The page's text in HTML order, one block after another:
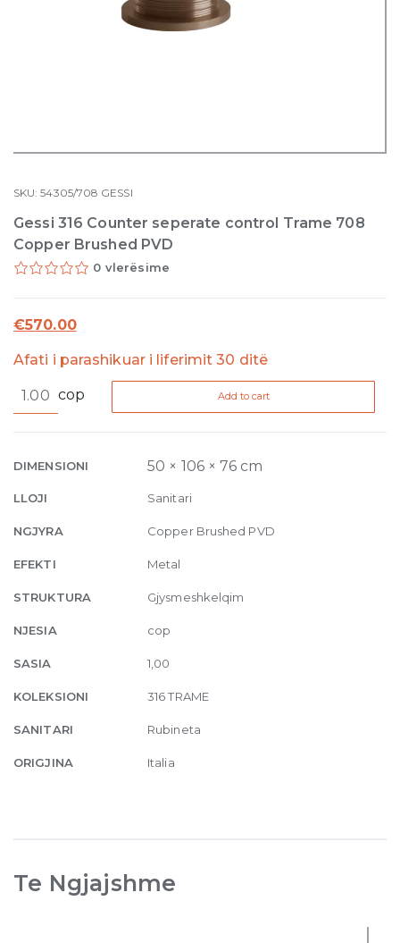
SKU:54305/708 GESSI
Gessi 316 Counter seperate control Trame 708
Copper Brushed PVD
0 vlerësime
€570.00
Afati i parashikuar i liferimit 30 ditë
316
control
708
Copper
PVD
quantity
cop Add to cart
DIMENSIONI 50 × 106 × 76 cm
LLOJI Sanitari
NGJYRA Copper Brushed PVD
EFEKTI Metal
STRUKTURA Gjysmeshkelqim
NJESIA cop
SASIA 1,00
KOLEKSIONI 316 TRAME
SANITARI Rubineta
ORIGJINA Italia
Te Ngjajshme